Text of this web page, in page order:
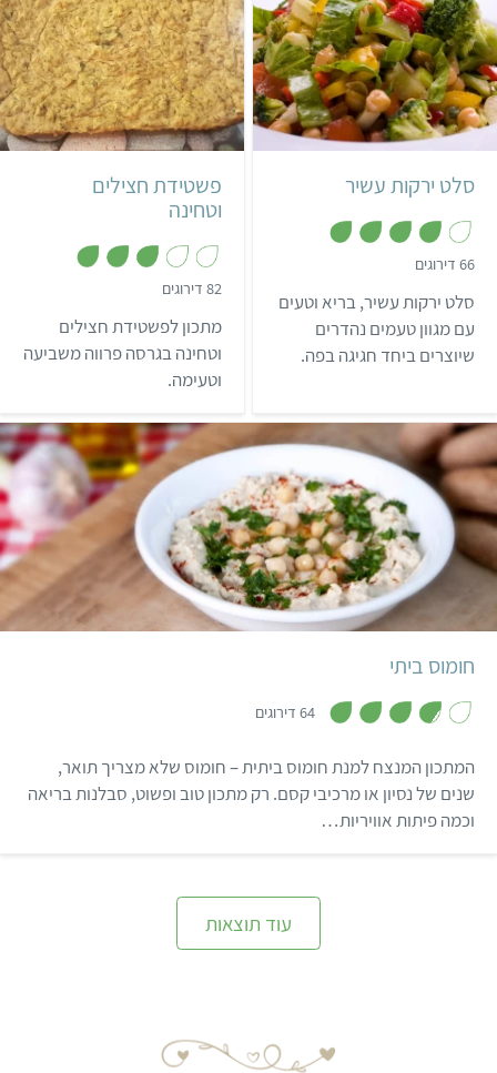
הרשמו בחינם לאתגר 22. את הארוחות.
קל 15 דקות
6 מנות
סלט ירקות עשיר
66 דירוגים
מ
ת
ו
ך
5
סלט ירקות עשיר, בריא וטעים
עם מגוון טעמים נהדרים
שיוצרים ביחד חגיגה בפה.
כעוד תוספת. המתכון שכאן
הוא רק דוגמא אחת לסלט
ירקות, ובסופו אפשרויות
והצעות גיוון.
קל שעתיים ו-20 דקות
פשטידת חצילים
וטחינה
82 דירוגים
.
1
מ
ת
מתכון לפשטידת חצילים
וטחינה בגרסה פרווה משביעה
וטעימה.
קל 10 דקות 2-3 מנות ישראלי, ים תיכוני
חומוס ביתי
64 דירוגים
ת
ו
ך
המתכון המנצח למנת חומוס ביתית – חומוס שלא מצריך תואר,
שנים של נסיון או מרכיבי קסם. רק מתכון טוב ופשוט, סבלנות בריאה
וכמה פיתות אוויריות…
עוד תוצאות